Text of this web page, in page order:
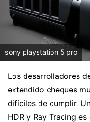
sony playstation 5 pro
Los desarrolladores
extendido cheques
difíciles de cumplir.
HDR y Ray Tracing